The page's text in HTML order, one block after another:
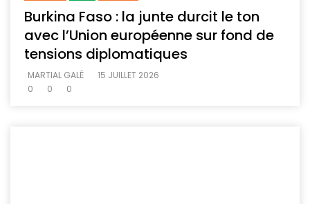
Burkina Faso : la junte durcit le ton
avec l’Union européenne sur fond de
tensions diplomatiques
MARTIAL GALÉ
15 JUILLET 2026
0
0 0